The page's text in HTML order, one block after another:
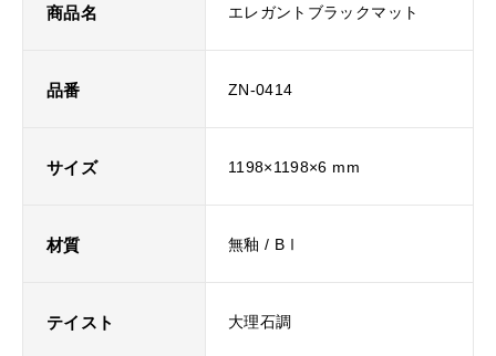
商品名 エレガントブラックマット
品番 ZN-0414
サイズ 1198×1198×6 mm
材質 無釉 / BⅠ
テイスト 大理石調